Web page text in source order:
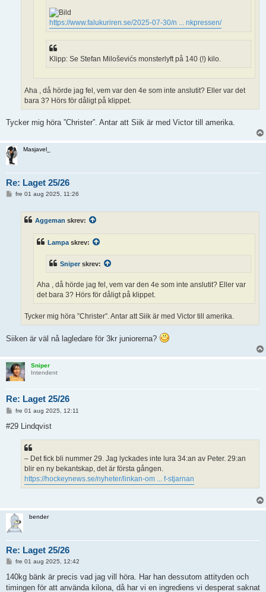
https://www.falukuriren.se/2025-07-30/n ... nkpressen/
Klipp: Se Stefan Miloševićs monsterlyft på 140 (!) kilo.
Aha , då hörde jag fel, vem var den 4e som inte anslutit? Eller var det
bara 3? Hörs för dåligt på klippet.
Tycker mig höra ”Christer”. Antar att Siik är med Victor till amerika.
Masjavel_
Re: Laget 25/26
fre 01 aug 2025, 11:26
Aggeman skrev:
Lampa skrev:
Sniper skrev:
Aha , då hörde jag fel, vem var den 4e som inte anslutit? Eller var
det bara 3? Hörs för dåligt på klippet.
Tycker mig höra ”Christer”. Antar att Siik är med Victor till amerika.
Siiken är väl nå lagledare för 3kr juniorerna?
Sniper
Intendent
Re: Laget 25/26
l
fre 01 aug 2025, 12:11
#29 Lindqvist
– Det fick bli nummer 29. Jag lyckades inte lura 34:an av Peter. 29:an
blir en ny bekantskap, det är första gången.
https://hockeynews.se/nyheter/linkan-om ... f-stjarnan
bender
Re: Laget 25/26
l
g
fre 01 aug 2025, 12:42
140kg bänk är precis vad jag vill höra. Har han dessutom attityden och
timingen för att använda kilona, då har vi en ingrediens vi desperat saknat